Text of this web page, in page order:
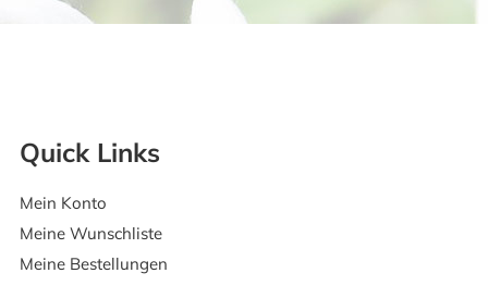
Quick Links
Mein Konto
Meine Wunschliste
Meine Bestellungen